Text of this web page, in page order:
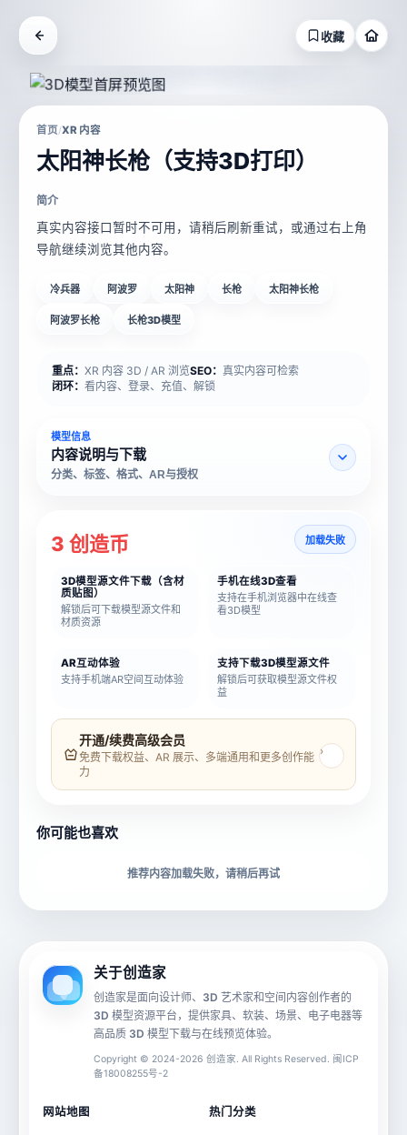
收藏
首页/XR 内容
太阳神长枪（支持3D打印）
简介
真实内容接口暂时不可用，请稍后刷新重试，或通过右上角
导航继续浏览其他内容。
冷兵器 阿波罗 太阳神 长枪 太阳神长枪
阿波罗长枪 长枪3D模型
重点： XR 内容 3D / AR 浏览SEO： 真实内容可检索
闭环： 看内容、登录、充值、解锁
模型信息
内容说明与下载
分类、标签、格式、AR与授权
模型名称
材质贴图
文件大小
3 创造币 加载失败
3D模型源文件下载（含材
质贴图）
解锁后可下载模型源文件和
材质资源
手机在线3D查看
支持在手机浏览器中在线查
看3D模型
AR互动体验
支持手机端AR空间互动体验
支持下载3D模型源文件
解锁后可获取模型源文件权
益
开通/续费高级会员
免费下载权益、AR 展示、多端通用和更多创作能
力
›
你可能也喜欢
推荐内容加载失败，请稍后再试
关于创造家
创造家是面向设计师、3D 艺术家和空间内容创作者的
3D 模型资源平台，提供家具、软装、场景、电子电器等
高品质 3D 模型下载与在线预览体验。
Copyright © 2024-2026 创造家. All Rights Reserved. 闽ICP
备18008255号-2
网站地图 热门分类